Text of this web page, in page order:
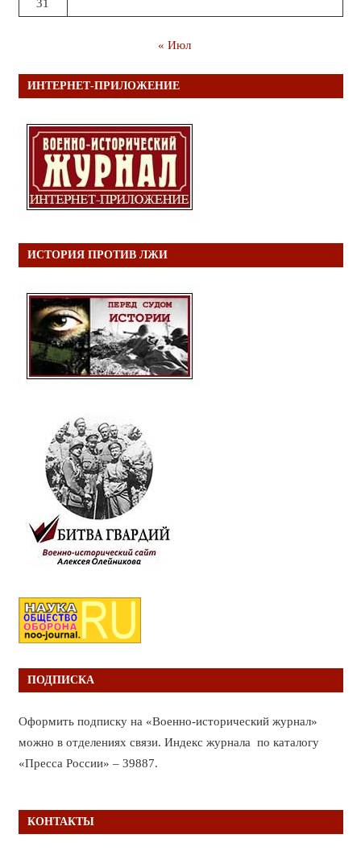
31
« Июл
ИНТЕРНЕТ-ПРИЛОЖЕНИЕ
ИСТОРИЯ ПРОТИВ ЛЖИ
ПОДПИСКА
Оформить подписку на «Военно-исторический журнал»
можно в отделениях связи. Индекс журнала по каталогу
«Пресса России» – 39887.
КОНТАКТЫ